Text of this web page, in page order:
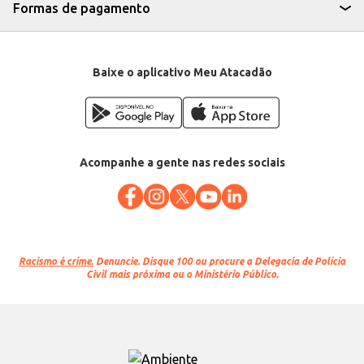
Formas de pagamento
Baixe o aplicativo Meu Atacadão
Acompanhe a gente nas redes sociais
Racismo é crime. Denuncie. Disque 100 ou procure a Delegacia de Polícia
Civil mais próxima ou o Ministério Público.